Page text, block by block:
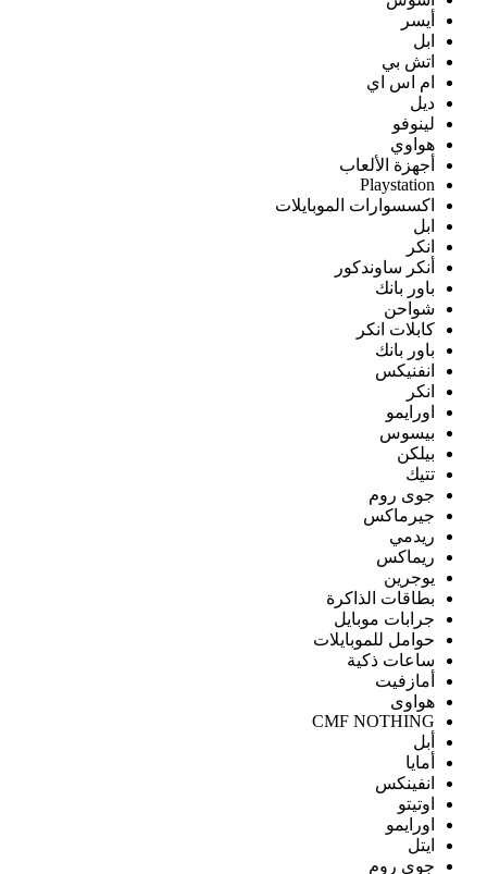
أيسر
ابل
اتش بي
ام اس اي
ديل
لينوفو
هواوي
أجهزة الألعاب
Playstation
اكسسوارات الموبايلات
ابل
انكر
أنكر ساوندكور
باور بانك
شواحن
كابلات انكر
باور بانك
انفنيكس
انكر
اورايمو
بيسوس
بيلكن
تتيك
جوى روم
جيرماكس
ريدمي
ريماكس
يوجرين
بطاقات الذاكرة
جرابات موبايل
حوامل للموبايلات
ساعات ذكية
أمازفيت
هواوى
CMF NOTHING
أبل
أمايا
انفينكس
اوتيتو
اورايمو
ايتل
جوي روم